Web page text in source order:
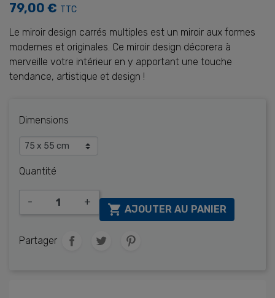
79,00 € TTC
Le miroir design carrés multiples est un miroir aux formes
modernes et originales. Ce miroir design décorera à
merveille votre intérieur en y apportant une touche
tendance, artistique et design !
Dimensions
Quantité
- +
 AJOUTER AU PANIER
Partager